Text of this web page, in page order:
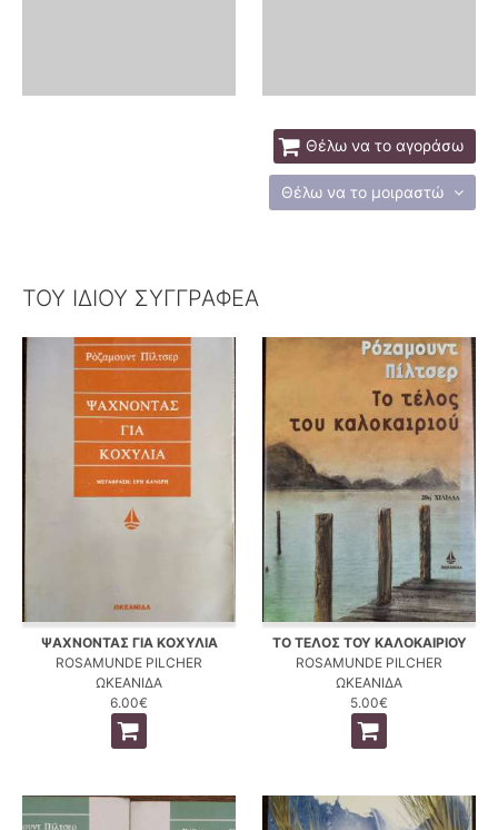
Θέλω να το αγοράσω
Θέλω να το μοιραστώ
ΤΟΥ ΙΔΙΟΥ ΣΥΓΓΡΑΦΕΑ
ΨΑΧΝΟΝΤΑΣ ΓΙΑ ΚΟΧΥΛΙΑ
ROSAMUNDE PILCHER
ΩΚΕΑΝΙΔΑ
6.00€
ΤΟ ΤΕΛΟΣ ΤΟΥ ΚΑΛΟΚΑΙΡΙΟΥ
ROSAMUNDE PILCHER
ΩΚΕΑΝΙΔΑ
5.00€